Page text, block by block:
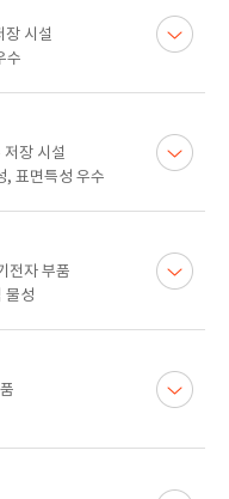
장 시설
수
장 시설
, 표면특성 우수
전자 부품
물성